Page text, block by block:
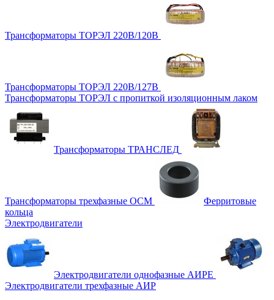
Трансформаторы ТОРЭЛ 220В/120В
Трансформаторы ТОРЭЛ 220В/127В
Трансформаторы ТОРЭЛ с пропиткой изоляционным лаком
Трансформаторы ТРАНСЛЕД
Трансформаторы трехфазные ОСМ
Ферритовые
кольца
Электродвигатели
Электродвигатели однофазные АИРЕ
Электродвигатели трехфазные АИР